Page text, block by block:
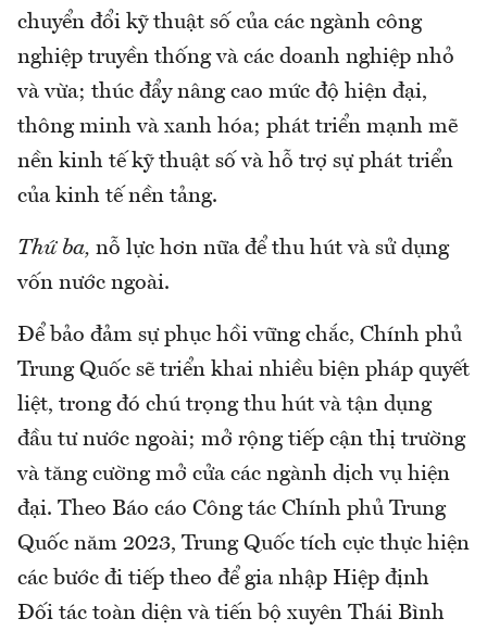
chuyển đổi kỹ thuật số của các ngành công
nghiệp truyền thống và các doanh nghiệp nhỏ
và vừa; thúc đẩy nâng cao mức độ hiện đại,
thông minh và xanh hóa; phát triển mạnh mẽ
nền kinh tế kỹ thuật số và hỗ trợ sự phát triển
của kinh tế nền tảng.
Thứ ba, nỗ lực hơn nữa để thu hút và sử dụng
vốn nước ngoài.
Để bảo đảm sự phục hồi vững chắc, Chính phủ
Trung Quốc sẽ triển khai nhiều biện pháp quyết
liệt, trong đó chú trọng thu hút và tận dụng
đầu tư nước ngoài; mở rộng tiếp cận thị trường
và tăng cường mở cửa các ngành dịch vụ hiện
đại. Theo Báo cáo Công tác Chính phủ Trung
Quốc năm 2023, Trung Quốc tích cực thực hiện
các bước đi tiếp theo để gia nhập Hiệp định
Đối tác toàn diện và tiến bộ xuyên Thái Bình